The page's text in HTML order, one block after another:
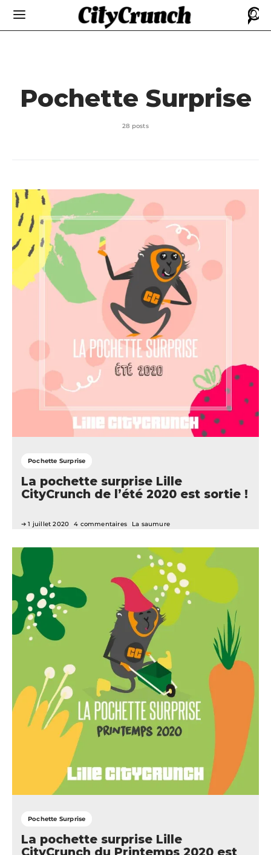
Pochette Surprise
28 posts
Pochette Surprise
La pochette surprise Lille
CityCrunch de l’été 2020 est sortie !
1 juillet 2020 4 commentaires La saumure
Pochette Surprise
La pochette surprise Lille
CityCrunch du Printemps 2020 est